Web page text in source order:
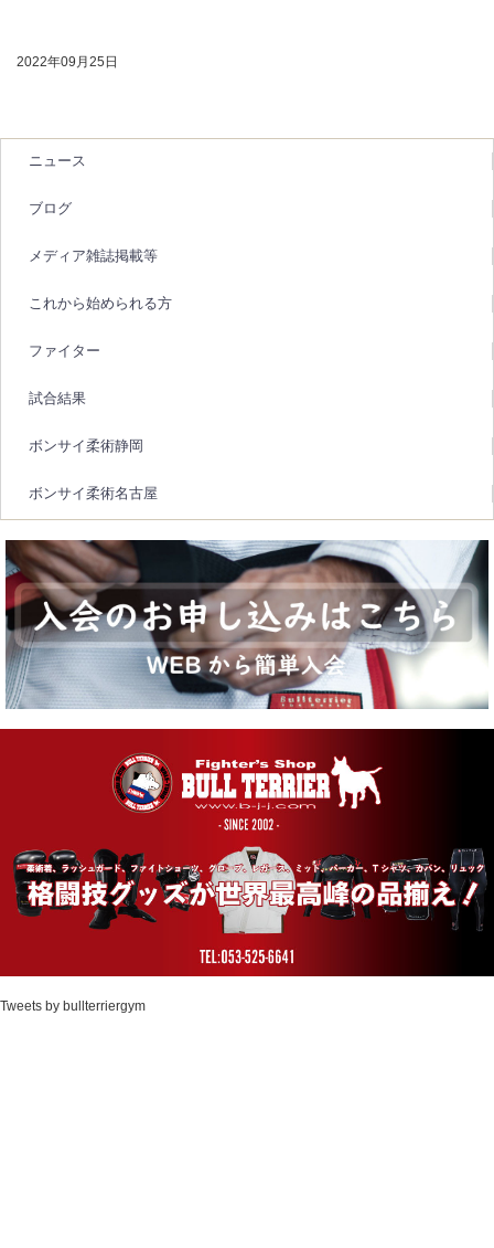
2022年09月25日
ニュース
ブログ
メディア雑誌掲載等
これから始められる方
ファイター
試合結果
ボンサイ柔術静岡
ボンサイ柔術名古屋
Tweets by bullterriergym